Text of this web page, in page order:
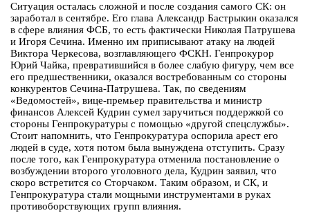
Ситуация осталась сложной и после создания самого СК: он
заработал в сентябре. Его глава Александр Бастрыкин оказался
в сфере влияния ФСБ, то есть фактически Николая Патрушева
и Игоря Сечина. Именно им приписывают атаку на людей
Виктора Черкесова, возглавляющего ФСКН. Генпрокурор
Юрий Чайка, превратившийся в более слабую фигуру, чем все
его предшественники, оказался востребованным со стороны
конкурентов Сечина-Патрушева. Так, по сведениям
«Ведомостей», вице-премьер правительства и министр
финансов Алексей Кудрин сумел заручиться поддержкой со
стороны Генпрокуратуры с помощью «другой спецслужбы».
Стоит напомнить, что Генпрокуратура оспорила арест его
людей в суде, хотя потом была вынуждена отступить. Сразу
после того, как Генпрокуратура отменила постановление о
возбуждении второго уголовного дела, Кудрин заявил, что
скоро встретится со Сторчаком. Таким образом, и СК, и
Генпрокуратура стали мощными инструментами в руках
противоборствующих групп влияния.